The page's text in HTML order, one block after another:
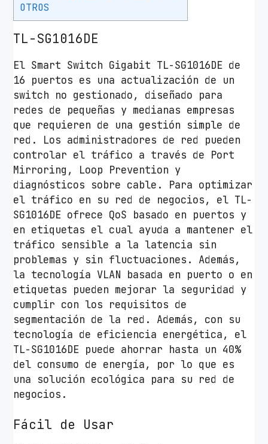
6
D
/
1
6
P
u
e
r
t
o
s
/
R
J
4
5
1
0
/
1
0
0
/
1
0
OTROS
TL-SG1016DE
El Smart Switch Gigabit TL-SG1016DE de
16 puertos es una actualización de un
switch no gestionado, diseñado para
redes de pequeñas y medianas empresas
que requieren de una gestión simple de
red. Los administradores de red pueden
controlar el tráfico a través de Port
Mirroring, Loop Prevention y
diagnósticos sobre cable. Para optimizar
el tráfico en su red de negocios, el TL-
SG1016DE ofrece QoS basado en puertos y
en etiquetas el cual ayuda a mantener el
tráfico sensible a la latencia sin
problemas y sin fluctuaciones. Además,
la tecnología VLAN basada en puerto o en
etiquetas pueden mejorar la seguridad y
cumplir con los requisitos de
segmentación de la red. Además, con su
tecnología de eficiencia energética, el
TL-SG1016DE puede ahorrar hasta un 40%
del consumo de energía, por lo que es
una solución ecológica para su red de
negocios.
Fácil de Usar